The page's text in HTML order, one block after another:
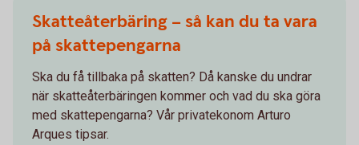
Skatteåterbäring – så kan du ta vara
på skattepengarna
Ska du få tillbaka på skatten? Då kanske du undrar
när skatteåterbäringen kommer och vad du ska göra
med skattepengarna? Vår privatekonom Arturo
Arques tipsar.